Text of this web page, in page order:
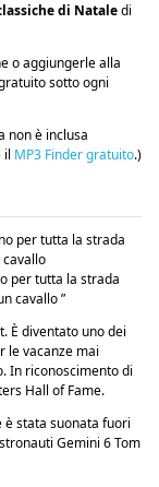
di Nataledi
o aggiungerle alla
sotto ogni
non è inclusa
il MP3 Finder gratuito.)
per tutta la strada
per tutta la strada
cavallo ”
È diventato uno dei
le vacanze mai
In riconoscimento di
Hall of Fame.
è stata suonata fuori
Gemini 6 Tom